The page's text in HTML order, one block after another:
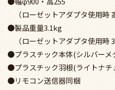
●製品重量3.1kg
（ローゼットアダプタ使用時
●プラスチック本体(シルバーメ
●プラスチック羽根(ライトナチ
●リモコン送信器同梱
●風量4段切替
●逆回転切替